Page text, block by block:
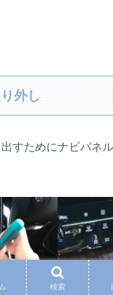
外し
すためにナビパネ
検索